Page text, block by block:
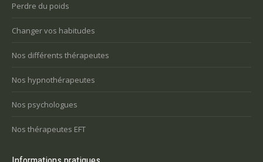
Perdre du poids
Changer vos habitudes
Nos différents thérapeutes
Nos hypnothérapeutes
Nos psychologues
Nos thérapeutes EFT